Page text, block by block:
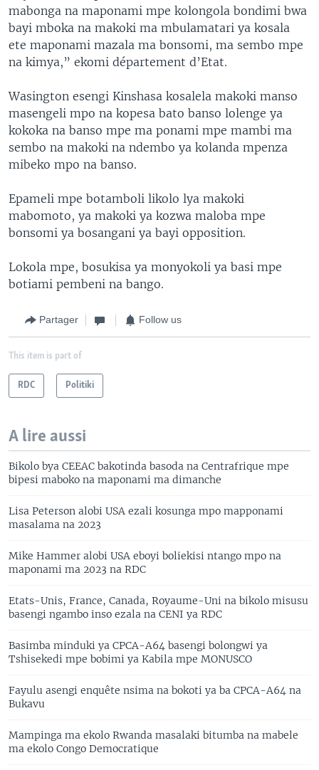
mabonga na maponami mpe kolongola bondimi bwa
bayi mboka na makoki ma mbulamatari ya kosala
ete maponami mazala ma bonsomi, ma sembo mpe
na kimya,” ekomi département d’Etat.
Wasington esengi Kinshasa kosalela makoki manso
masengeli mpo na kopesa bato banso lolenge ya
kokoka na banso mpe ma ponami mpe mambi ma
sembo na makoki na ndembo ya kolanda mpenza
mibeko mpo na banso.
Epameli mpe botamboli likolo lya makoki
mabomoto, ya makoki ya kozwa maloba mpe
bonsomi ya bosangani ya bayi opposition.
Lokola mpe, bosukisa ya monyokoli ya basi mpe
botiami pembeni na bango.
Partager Follow us
This item is part of
RDC Politiki
A lire aussi
Bikolo bya CEEAC bakotinda basoda na Centrafrique mpe
bipesi maboko na maponami ma dimanche
Lisa Peterson alobi USA ezali kosunga mpo mapponami
masalama na 2023
Mike Hammer alobi USA eboyi boliekisi ntango mpo na
maponami ma 2023 na RDC
Etats-Unis, France, Canada, Royaume-Uni na bikolo misusu
basengi ngambo inso ezala na CENI ya RDC
Basimba minduki ya CPCA-A64 basengi bolongwi ya
Tshisekedi mpe bobimi ya Kabila mpe MONUSCO
Fayulu asengi enquête nsima na bokoti ya ba CPCA-A64 na
Bukavu
Mampinga ma ekolo Rwanda masalaki bitumba na mabele
ma ekolo Congo Democratique